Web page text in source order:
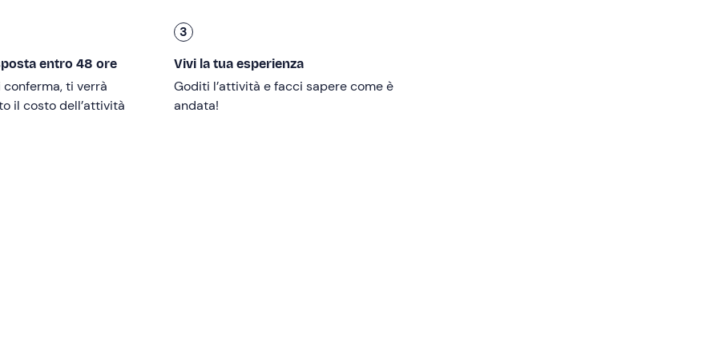
al raggiungimento del numerominimo di 2
comunicare eventuali esigenze alimentari.
indicati nell'e-mail di conferma della prenotazione per
entro 48 ore
conferma, ti verrà
il costo dell’attività
3
Vivi la tua esperienza
Goditi l’attività e facci sapere come è
andata!